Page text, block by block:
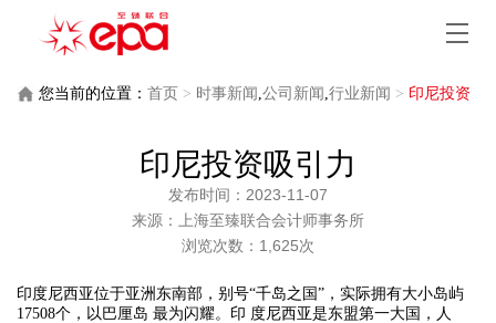
您当前的位置： 首页 > 时事新闻 ,公司新闻 ,行业新闻 > 印尼投资
印尼投资吸引力
发布时间：2023-11-07
来源：上海至臻联合会计师事务所
浏览次数：1,625次
印度尼西亚位于亚洲东南部，别号“千岛之国”，实际拥有大小岛屿
17508个，以巴厘岛 最为闪耀。印 度尼西亚是东盟第一大国，人